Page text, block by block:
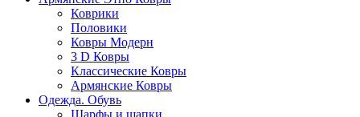
Коврики
Половики
Ковры Модерн
3 D Ковры
Классические Ковры
Армянские Ковры
Одежда. Обувь
Шарфы и шапки